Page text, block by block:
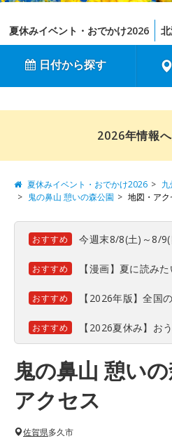
夏休みイベント・おでかけ2026
日付から探す
2026年情報
夏休みイベント・おでかけ2026 九
鬼の鼻山 憩いの森公園
地図・アク
おすすめ 今週末8/8(土)～8/
おすすめ 【漫画】夏に読み
おすすめ 【2026年版】全国
おすすめ 【2026夏休み】お
鬼の鼻山 憩い
アクセス
佐賀県多久市